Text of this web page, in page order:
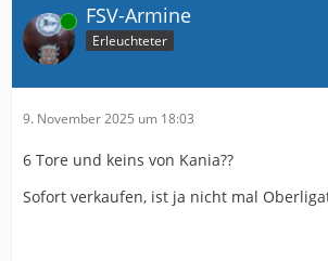
Online FSV-Armine
Erleuchteter
9. November 2025 um 18:03
6 Tore und keins von Kania??
Sofort verkaufen, ist ja nicht mal